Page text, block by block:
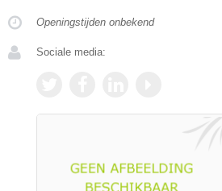
Openingstijden onbekend
Sociale media: